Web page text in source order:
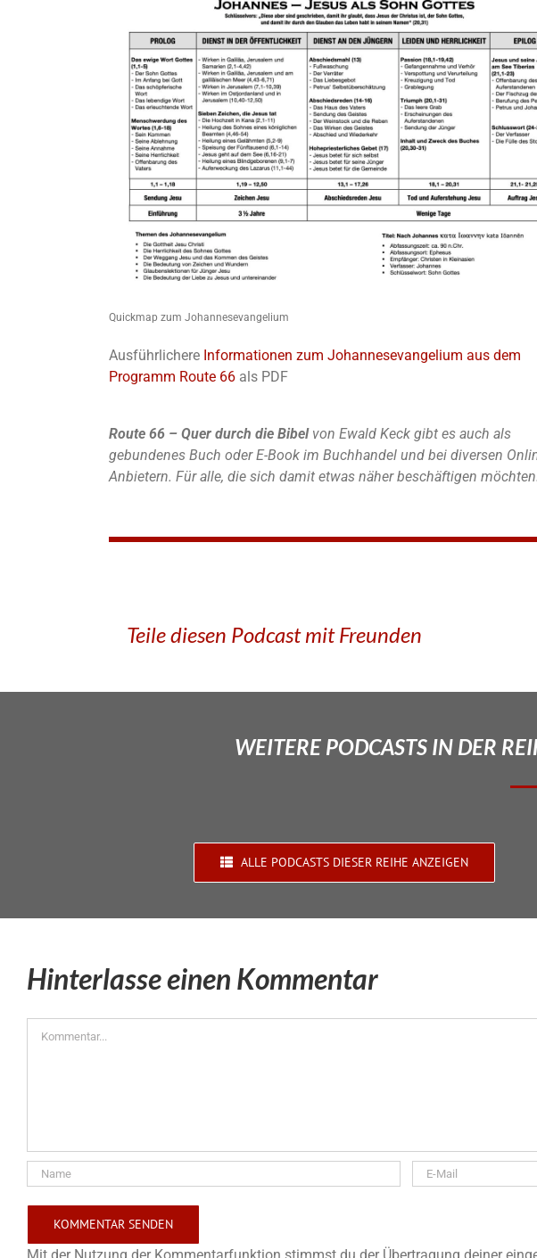
Quickmap zum Johannesevangelium
Ausführlichere Informationen zum Johannesevangelium aus dem
Programm Route 66 als PDF
Route 66 – Quer durch die Bibel von Ewald Keck gibt es auch als
gebundenes Buch oder E-Book im Buchhandel und bei diversen
Anbietern. Für alle, die sich damit etwas näher beschäftigen
Teile diesen Podcast mit Freunden
WEITERE PODCASTS IN DER
ALLE PODCASTS DIESER REIHE ANZEIGEN
Hinterlasse einen Kommentar